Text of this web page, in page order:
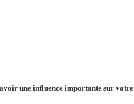
une influence importante sur votre